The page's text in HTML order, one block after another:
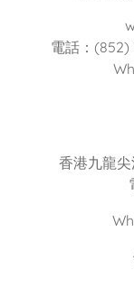
電話：(852)
香港九龍